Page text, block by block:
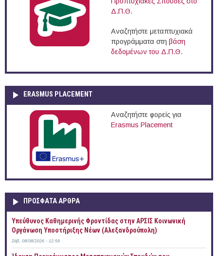
Δ.Π.Θ.
Αναζητήστε μεταπτυχιακά
προγράμματα στη βάση
δεδομένων του Δ.Π.Θ.
ERASMUS PLACEMENT
Αναζητήστε φορείς για
Erasmus Placement
ΠΡOΣΦΑΤΑ AΡΘΡΑ
Yπεύθυνος Καθημερινής Φροντίδας στην ΑΡΣΙΣ Κοινωνική
Οργάνωση Υποστήριξης Νέων (Αλεξανδρούπολη)
Σάβ, 08/08/2026 - 12:59